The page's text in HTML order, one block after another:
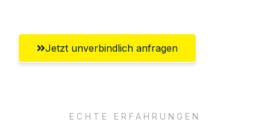
Jetzt unverbindlich anfragen
ECHTE ERFAHRUNGEN